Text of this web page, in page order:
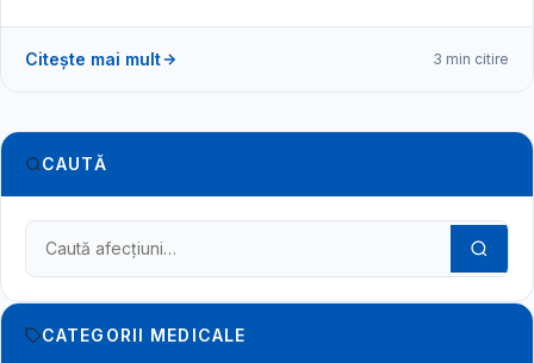
Citește mai mult 3 min citire
CAUTĂ
Caută în dicționarul medical
CATEGORII MEDICALE